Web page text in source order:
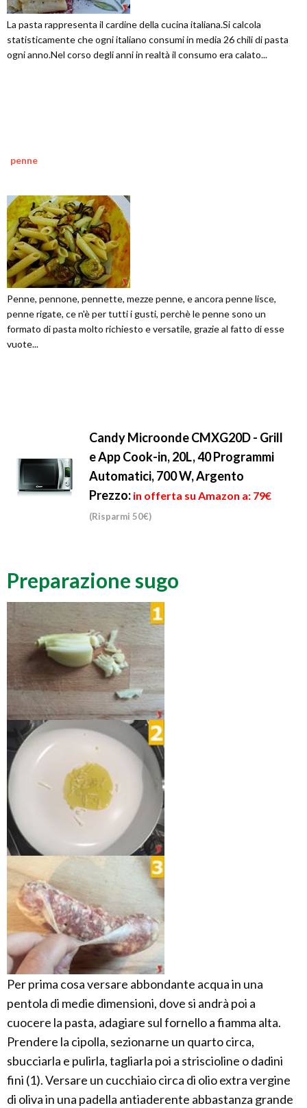
La pasta rappresenta il cardine della cucina italiana.Si calcola
statisticamente che ogni italiano consumi in media 26 chili di pasta
ogni anno.Nel corso degli anni in realtà il consumo era calato...
penne
Penne, pennone, pennette, mezze penne, e ancora penne lisce,
penne rigate, ce n'è per tutti i gusti, perchè le penne sono un
formato di pasta molto richiesto e versatile, grazie al fatto di esse
vuote...
Candy Microonde CMXG20D - Grill
e App Cook-in, 20L, 40 Programmi
Automatici, 700 W, Argento
Prezzo: in offerta su Amazon a: 79€
(Risparmi 50€)
Preparazione sugo
Per prima cosa versare abbondante acqua in una
pentola di medie dimensioni, dove si andrà poi a
cuocere la pasta, adagiare sul fornello a fiamma alta.
Prendere la cipolla, sezionarne un quarto circa,
sbucciarla e pulirla, tagliarla poi a striscioline o dadini
fini (1). Versare un cucchiaio circa di olio extra vergine
di oliva in una padella antiaderente abbastanza grande